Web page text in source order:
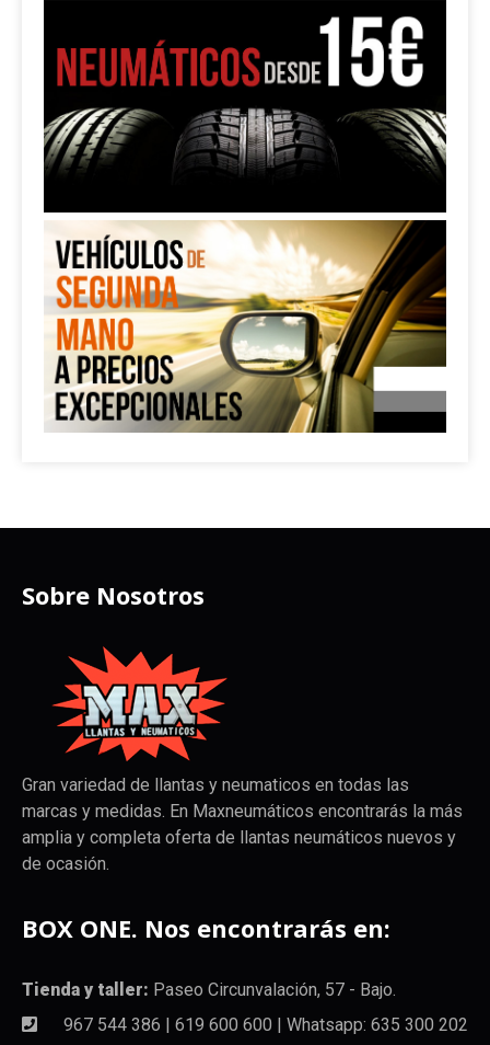
Sobre Nosotros
Gran variedad de llantas y neumaticos en todas las
marcas y medidas. En Maxneumáticos encontrarás la más
amplia y completa oferta de llantas neumáticos nuevos y
de ocasión.
BOX ONE. Nos encontrarás en:
Tienda y taller: Paseo Circunvalación, 57 - Bajo.
967 544 386 | 619 600 600 | Whatsapp: 635 300 202